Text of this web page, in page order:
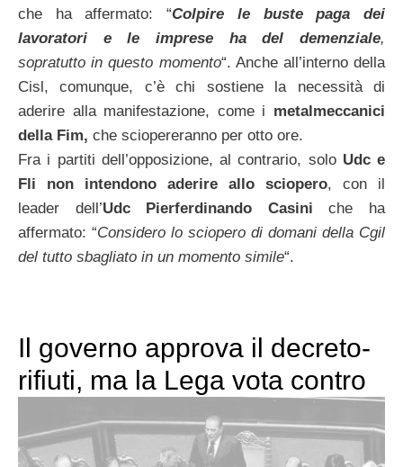
che ha affermato: “Colpire le buste paga dei
lavoratori e le imprese ha del demenziale,
sopratutto in questo momento“. Anche all’interno della
Cisl, comunque, c’è chi sostiene la necessità di
aderire alla manifestazione, come i metalmeccanici
della Fim, che sciopereranno per otto ore.
Fra i partiti dell’opposizione, al contrario, solo Udc e
Fli non intendono aderire allo sciopero, con il
leader dell’Udc Pierferdinando Casini che ha
affermato: “Considero lo sciopero di domani della Cgil
del tutto sbagliato in un momento simile“.
Il governo approva il decreto-
rifiuti, ma la Lega vota contro